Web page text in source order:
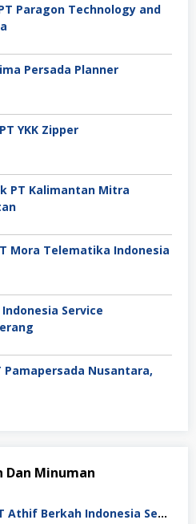
Paragon Technology and
Persada Planner
YKK Zipper
PT Kalimantan Mitra
Mora Telematika Indonesia
Service
Pamapersada Nusantara,
Minuman
Quality Control PT Athif Berkah Indonesia Semarang